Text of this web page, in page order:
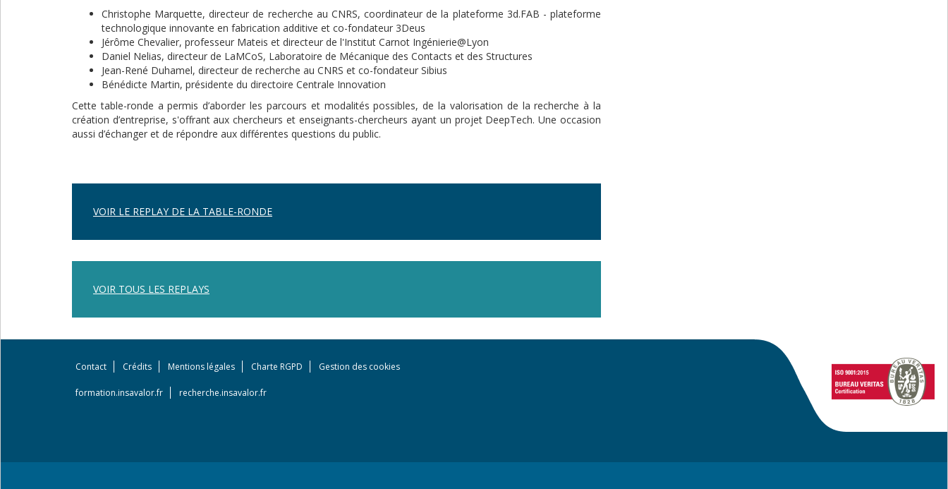
Christophe Marquette, directeur de recherche au CNRS, coordinateur de la plateforme 3d.FAB - plateforme
technologique innovante en fabrication additive et co-fondateur 3Deus
Jérôme Chevalier, professeur Mateis et directeur de l'Institut Carnot Ingénierie@Lyon
Daniel Nelias, directeur de LaMCoS, Laboratoire de Mécanique des Contacts et des Structures
Jean-René Duhamel, directeur de recherche au CNRS et co-fondateur Sibius
Bénédicte Martin, présidente du directoire Centrale Innovation
Cette table-ronde a permis d’aborder les parcours et modalités possibles, de la valorisation de la recherche à la
création d’entreprise, s'offrant aux chercheurs et enseignants-chercheurs ayant un projet DeepTech. Une occasion
aussi d’échanger et de répondre aux différentes questions du public.
VOIR LE REPLAY DE LA TABLE-RONDE
VOIR TOUS LES REPLAYS
Footer
menu
Contact Crédits Mentions légales Charte RGPD Gestion des cookies
formation.insavalor.fr recherche.insavalor.fr